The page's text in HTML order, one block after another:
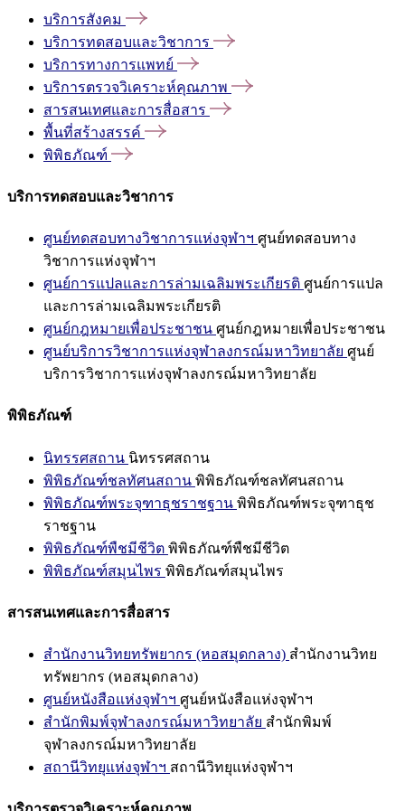
บริการสังคม
บริการทดสอบและวิชาการ
บริการทางการแพทย์
บริการตรวจวิเคราะห์คุณภาพ
สารสนเทศและการสื่อสาร
พื้นที่สร้างสรรค์
พิพิธภัณฑ์
บริการทดสอบและวิชาการ
ศูนย์ทดสอบทางวิชาการแห่งจุฬาฯ ศูนย์ทดสอบทาง
วิชาการแห่งจุฬาฯ
ศูนย์การแปลและการล่ามเฉลิมพระเกียรติ ศูนย์การแปล
และการล่ามเฉลิมพระเกียรติ
ศูนย์กฎหมายเพื่อประชาชน ศูนย์กฎหมายเพื่อประชาชน
ศูนย์บริการวิชาการแห่งจุฬาลงกรณ์มหาวิทยาลัย ศูนย์
บริการวิชาการแห่งจุฬาลงกรณ์มหาวิทยาลัย
พิพิธภัณฑ์
นิทรรศสถาน นิทรรศสถาน
พิพิธภัณฑ์ชลทัศนสถาน พิพิธภัณฑ์ชลทัศนสถาน
พิพิธภัณฑ์พระจุฑาธุชราชฐาน พิพิธภัณฑ์พระจุฑาธุช
ราชฐาน
พิพิธภัณฑ์พืชมีชีวิต พิพิธภัณฑ์พืชมีชีวิต
พิพิธภัณฑ์สมุนไพร พิพิธภัณฑ์สมุนไพร
สารสนเทศและการสื่อสาร
สำนักงานวิทยทรัพยากร (หอสมุดกลาง) สำนักงานวิทย
ทรัพยากร (หอสมุดกลาง)
ศูนย์หนังสือแห่งจุฬาฯ ศูนย์หนังสือแห่งจุฬาฯ
สำนักพิมพ์จุฬาลงกรณ์มหาวิทยาลัย สำนักพิมพ์
จุฬาลงกรณ์มหาวิทยาลัย
สถานีวิทยุแห่งจุฬาฯ สถานีวิทยุแห่งจุฬาฯ